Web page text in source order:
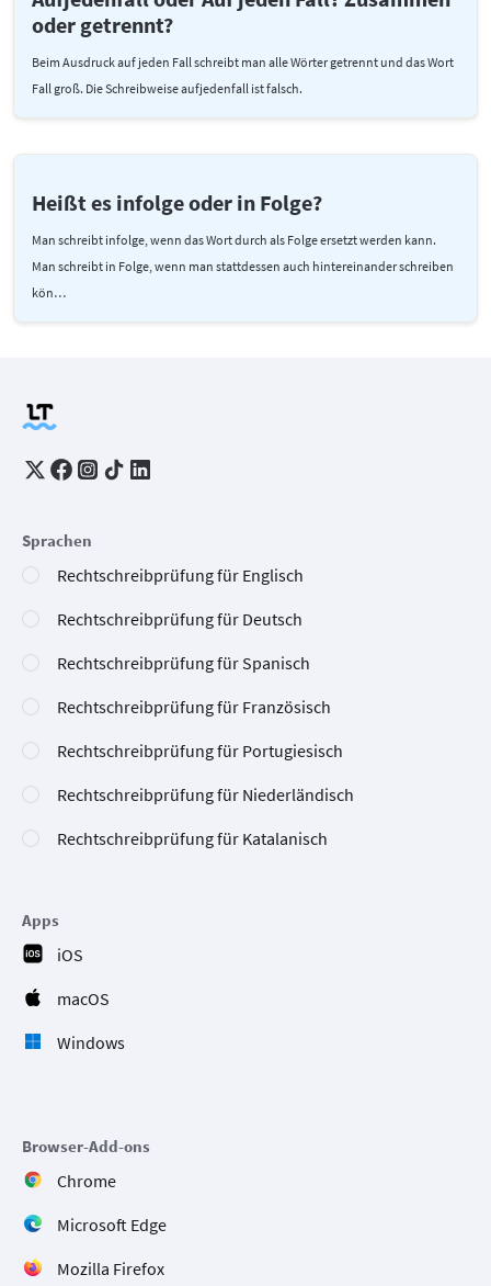
oder getrennt?
Beim Ausdruck auf jeden Fall schreibt man alle Wörter getrennt und das Wort
Fall groß. Die Schreibweise aufjedenfall ist falsch.
Heißt es infolge oder in Folge?
Man schreibt infolge, wenn das Wort durch als Folge ersetzt werden kann.
Man schreibt in Folge, wenn man stattdessen auch hintereinander schreiben
kön…
Sprachen
Rechtschreibprüfung für Englisch
Rechtschreibprüfung für Deutsch
Rechtschreibprüfung für Spanisch
Rechtschreibprüfung für Französisch
Rechtschreibprüfung für Portugiesisch
Rechtschreibprüfung für Niederländisch
Rechtschreibprüfung für Katalanisch
Apps
iOS
macOS
Windows
Browser-Add-ons
Chrome
Microsoft Edge
Mozilla Firefox